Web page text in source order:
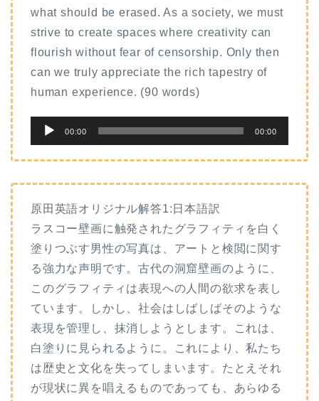
what should be erased. As a society, we must
strive to create spaces where creativity can
flourish without fear of censorship. Only then
can we truly appreciate the rich tapestry of
human experience. (90 words)
声
プ
レ
ー
ヤ
ー
00:00 00:00
原田英語オリジナル解答1:日本語訳
ラスコー壁画に触発されたグラフィティを白く
塗りつぶす男性の写真は、アートと検閲に関す
る強力な声明です。古代の洞窟壁画のように、
このグラフィティは表現への人間の欲求を表し
ています。しかし、社会はしばしばそのような
表現を管理し、抹消しようとします。これは、
白塗りに見られるように。これにより、私たち
は歴史と文化を失ってしまいます。たとえそれ
が現状に異を唱えるものであっても、あらゆる